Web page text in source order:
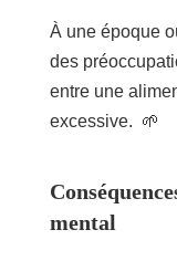
À une époque
des
entre une
excessive. 🌱
mental